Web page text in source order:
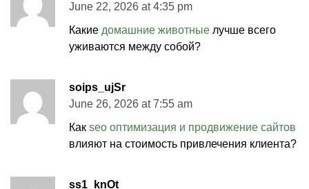
June 22, 2026 at 4:35 pm
Какие домашние животные лучше всего
уживаются между собой?
soips_ujSr
June 26, 2026 at 7:55 am
Как seo оптимизация и продвижение сайтов
влияют на стоимость привлечения клиента?
ss1_knOt